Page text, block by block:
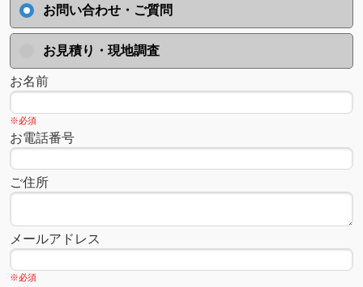
お問い合わせ・ご質問
お見積り・現地調査
お名前
※必須
お電話番号
ご住所
メールアドレス
※必須